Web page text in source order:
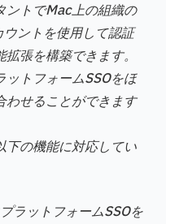
ントでMac上の組織の
ントを使用して認証
張を構築できます。
トフォームSSOをほ
わせることができます
下の機能に対応してい
ラットフォームSSOを